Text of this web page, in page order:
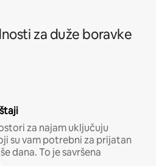
za duže boravke
za najam uključuju
su vam potrebni za prijatan
dana. To je savršena